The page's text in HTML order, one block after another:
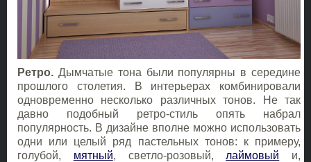
Ретро. Дымчатые тона были популярны в середине
прошлого столетия. В интерьерах комбинировали
одновременно несколько различных тонов. Не так
давно подобный ретро-стиль опять набрал
популярность. В дизайне вполне можно использовать
одни или целый ряд пастельных тонов: к примеру,
голубой, мятный, светло-розовый, лаймовый и,